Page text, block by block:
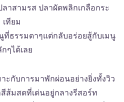
าสามรส ปลาผัดพลิกเกลือกระ
เทียม
ที่ธรรมดาๆแต่กลับอร่อยสู้กับเมนู
ๆได้เลย
ะกับการมาพักผ่อนอย่างยิ่งทั้งวิว
ส้มสดที่เด่นอยู่กลางรีสอร์ท